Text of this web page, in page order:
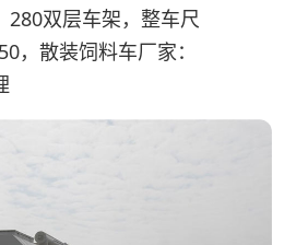
280双层车架，整车尺
，散装饲料车厂家：